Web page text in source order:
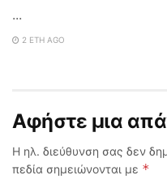
...
2 ΈΤΗ AGO
Αφήστε μια
Η ηλ. διεύθυνση σας δεν
πεδία σημειώνονται με *